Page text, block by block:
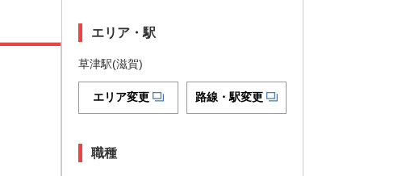
エリア・駅
草津駅(滋賀)
エリア変更 路線・駅変更
職種